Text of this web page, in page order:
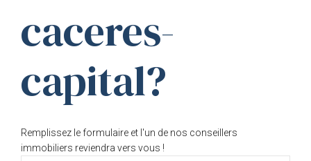
caceres-
capital?
Remplissez le formulaire et l'un de nos conseillers
immobiliers reviendra vers vous !